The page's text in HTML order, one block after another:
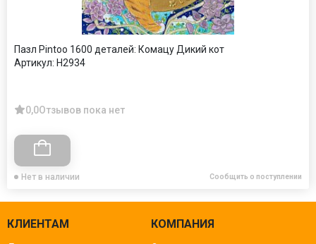
Пазл Pintoo 1600 деталей: Комацу Дикий кот
Артикул: H2934
0,0Отзывов пока нет
Нет в наличии Сообщить о поступлении
КЛИЕНТАМ КОМПАНИЯ